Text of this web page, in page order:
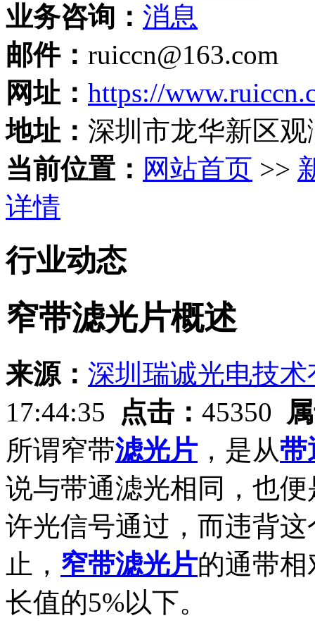
业务咨询：
邮件： ruiccn@163.com
网址： https://
地址： 深圳市龙华新区
当前位置： 网站首页 >>
详情
行业动态
窄带滤光片概述
来源： 深圳瑞诚光电技
17:44:35
点击： 45350
所谓窄带滤光片 ，是从带
说与带通滤光相同，也
许光信号通过，而违背
止， 窄带滤光片的通带
长值的5%以下。